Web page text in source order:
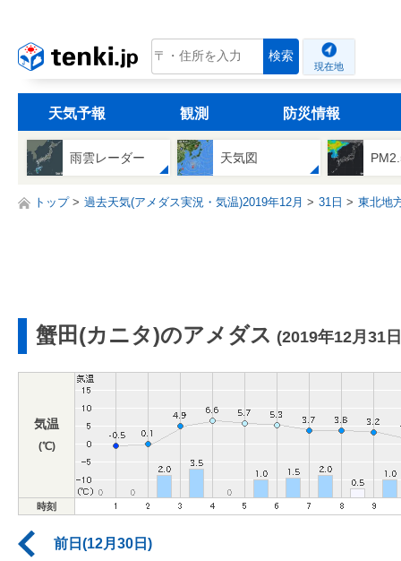
tenki.jp 検索
現在地
天気予報 観測 防災情報
雨雲レーダー 天気図
トップ 過去天気(アメダス実況・気温)2019年12月 31日 東北地
蟹田(カニタ)のアメダス (2019年12月31
気温
(℃)
時刻
前日(12月30日)